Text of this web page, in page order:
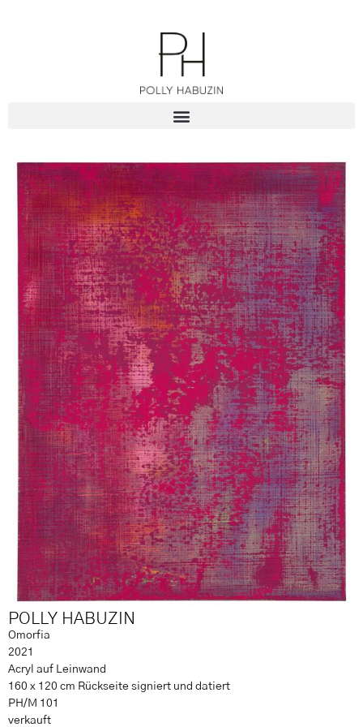
POLLY HABUZIN
Omorfia
2021
Acryl auf Leinwand
160 x 120 cm Rückseite signiert und datiert
PH/M 101
verkauft